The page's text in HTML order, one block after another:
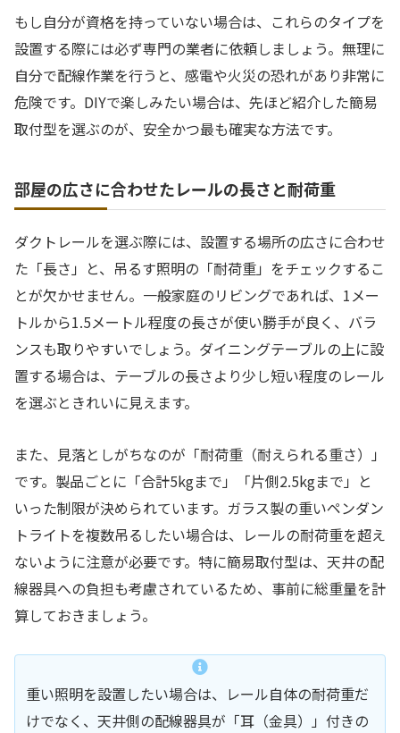
もし自分が資格を持っていない場合は、これらのタイプを
設置する際には必ず専門の業者に依頼しましょう。無理に
自分で配線作業を行うと、感電や火災の恐れがあり非常に
危険です。DIYで楽しみたい場合は、先ほど紹介した簡易
取付型を選ぶのが、安全かつ最も確実な方法です。
部屋の広さに合わせたレールの長さと耐荷重
ダクトレールを選ぶ際には、設置する場所の広さに合わせ
た「長さ」と、吊るす照明の「耐荷重」をチェックするこ
とが欠かせません。一般家庭のリビングであれば、1メー
トルから1.5メートル程度の長さが使い勝手が良く、バラ
ンスも取りやすいでしょう。ダイニングテーブルの上に設
置する場合は、テーブルの長さより少し短い程度のレール
を選ぶときれいに見えます。
また、見落としがちなのが「耐荷重（耐えられる重さ）」
です。製品ごとに「合計5kgまで」「片側2.5kgまで」と
いった制限が決められています。ガラス製の重いペンダン
トライトを複数吊るしたい場合は、レールの耐荷重を超え
ないように注意が必要です。特に簡易取付型は、天井の配
線器具への負担も考慮されているため、事前に総重量を計
算しておきましょう。
重い照明を設置したい場合は、レール自体の耐荷重だ
けでなく、天井側の配線器具が「耳（金具）」付きの